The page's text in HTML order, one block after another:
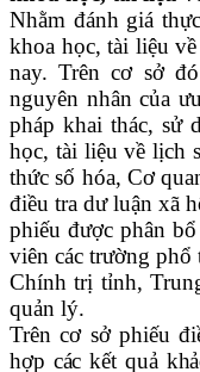
Nhằm đánh giá
khoa học, tài liệu
nay. Trên cơ sở
nguyên nhân của
pháp khai thác, sử
học, tài liệu về lịch
thức số hóa, Cơ
điều tra dư luận xã
phiếu được phân
viên các trường
Chính trị tỉnh,
quản lý.
Trên cơ sở phiếu
hợp các kết quả